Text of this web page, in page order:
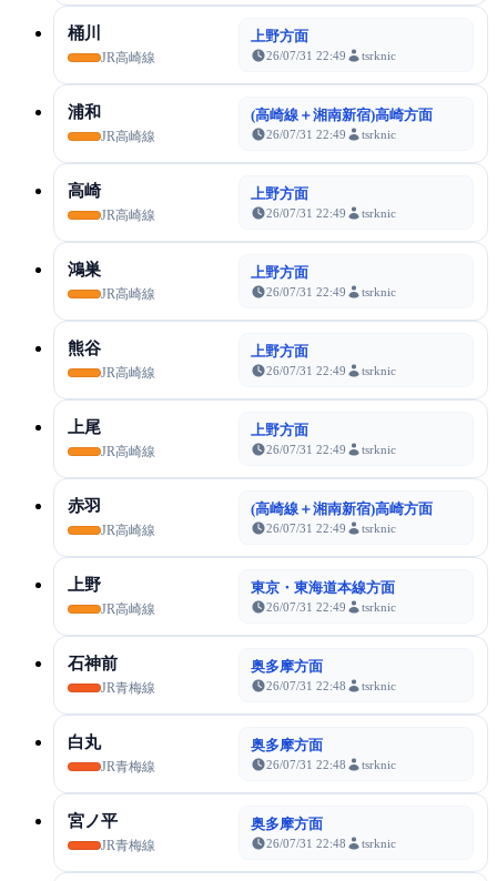
桶川
JR高崎線
上野方面
26/07/31 22:49 tsrknic
浦和
JR高崎線
(高崎線＋湘南新宿)高崎方面
26/07/31 22:49 tsrknic
高崎
JR高崎線
上野方面
26/07/31 22:49 tsrknic
鴻巣
JR高崎線
上野方面
26/07/31 22:49 tsrknic
熊谷
JR高崎線
上野方面
26/07/31 22:49 tsrknic
上尾
JR高崎線
上野方面
26/07/31 22:49 tsrknic
赤羽
JR高崎線
(高崎線＋湘南新宿)高崎方面
26/07/31 22:49 tsrknic
上野
JR高崎線
東京・東海道本線方面
26/07/31 22:49 tsrknic
石神前
JR青梅線
奥多摩方面
26/07/31 22:48 tsrknic
白丸
JR青梅線
奥多摩方面
26/07/31 22:48 tsrknic
宮ノ平
JR青梅線
奥多摩方面
26/07/31 22:48 tsrknic